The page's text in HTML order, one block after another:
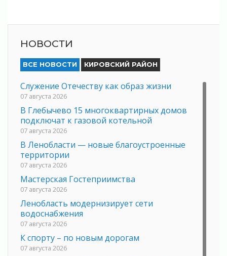
НОВОСТИ
ВСЕ НОВОСТИ КИРОВСКИЙ РАЙОН
Служение Отечеству как образ жизни
07 августа 2026
В Глебычево 15 многоквартирных домов
подключат к газовой котельной
07 августа 2026
В Ленобласти — новые благоустроенные
территории
07 августа 2026
Мастерская Гостеприимства
07 августа 2026
Ленобласть модернизирует сети
водоснабжения
07 августа 2026
К спорту – по новым дорогам
07 августа 2026